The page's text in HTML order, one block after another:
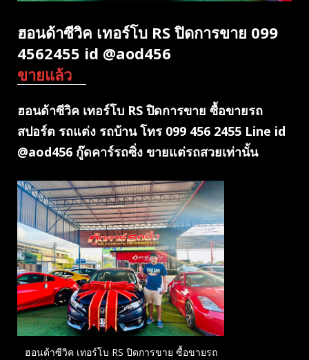
ฮอนด้าซีวิค เทอร์โบ RS ปิดการขาย 099
4562455 id @aod456
ขายแล้ว
ฮอนด้าซีวิค เทอร์โบ RS ปิดการขาย ซื้อขายรถ
สปอร์ต รถแต่ง รถบ้าน โทร 099 456 2455 Line id
@aod456 กู๊ดคาร์รถซิ่ง ขายแต่รถสวยเท่านั้น
ฮอนด้าซีวิค เทอร์โบ RS ปิดการขาย ซื้อขายรถ